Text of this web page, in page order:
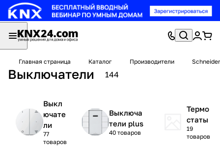
Главная страница Каталог Производители
Выключатели 144
Выкл
ючате
ли
77
товаров
Выключа
тели plus
40 товаров
Термо
статы
19
товаров